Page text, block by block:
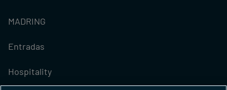
MADRING
Entradas
Hospitality